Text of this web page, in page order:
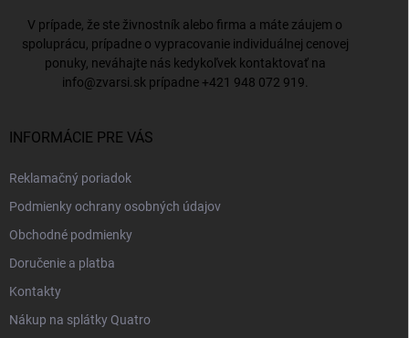
V prípade, že ste živnostník alebo firma a máte záujem o
spoluprácu, prípadne o vypracovanie individuálnej cenovej
ponuky, neváhajte nás kedykoľvek kontaktovať na
info@zvarsi.sk prípadne +421 948 072 919
INFORMÁCIE PRE VÁS
Reklamačný poriadok
Podmienky ochrany osobných údajov
Obchodné podmienky
Doručenie a platba
Kontakty
Nákup na splátky Quatro